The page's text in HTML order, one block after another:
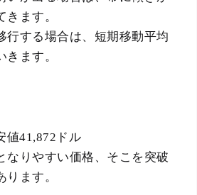
ます。
行する場合は、短期移動平均
ます。
41,872ドル
りやすい価格、そこを突破
ます。